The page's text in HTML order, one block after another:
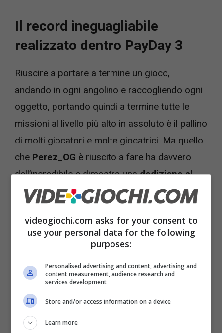
Il record ineguagliabile
realizzato dentro PayDay 3
Riuscire a portare a termine un gioco,
andando in ogni angolino e raccogliendo ogni
oggetto, portando quindi a termine tutte le
missioni al livello più alto in assoluto è il pallino
di molti giocatori e molte giocatrici. Ma quello
che Perez_OG è riuscito a fare ha davvero
dell’incredibile e dimostra unadedizione al
giocosviluppato da Starbreeze Studios che
va celebrata.
videogiochi.com asks for your consent to
use your personal data for the following
purposes:
Personalised advertising and content, advertising and
content measurement, audience research and
services development
Store and/or access information on a device
Learn more